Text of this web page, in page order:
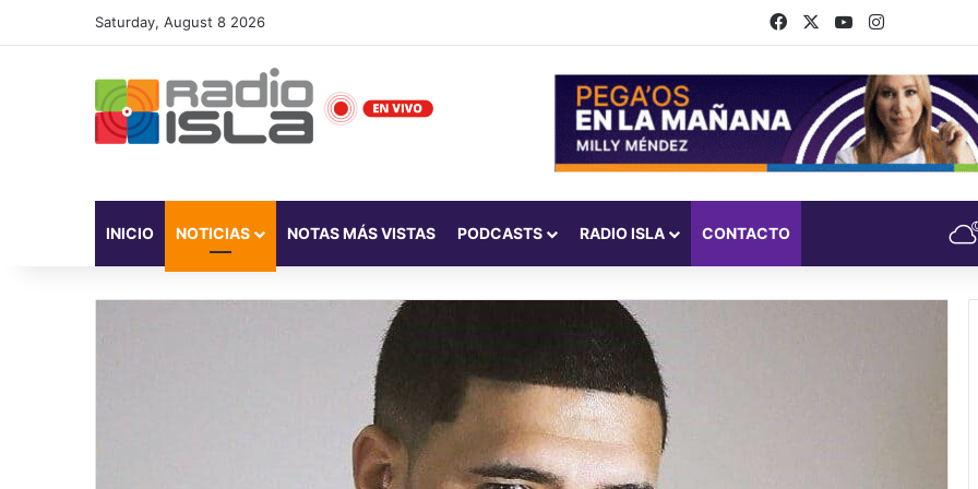
Saturday, August 8 2026 FacebookYouTubeInstagram
INICIO NOTICIAS NOTAS MÁS VISTAS PODCASTS RADIO ISLA CONTACTO